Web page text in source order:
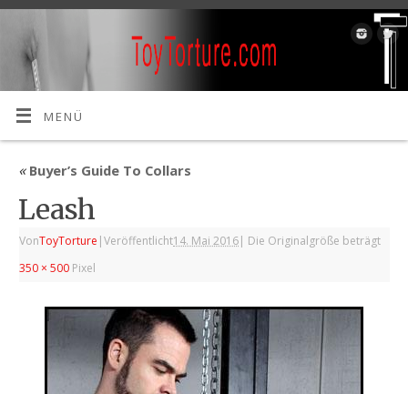
MENÜ
«Buyer’s Guide To Collars
Leash
VonToyTorture |Veröffentlicht14. Mai 2016| Die Originalgröße beträgt
350 × 500 Pixel